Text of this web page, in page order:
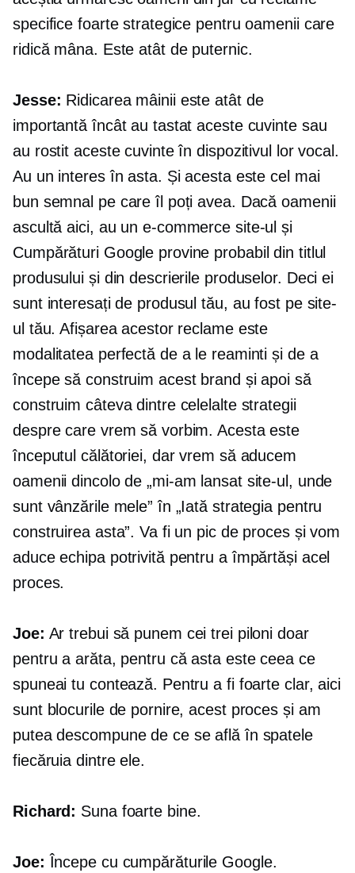
specifice foarte strategice pentru oamenii care
ridică mâna. Este atât de puternic.
Jesse: Ridicarea mâinii este atât de
importantă încât au tastat aceste cuvinte sau
au rostit aceste cuvinte în dispozitivul lor vocal.
Au un interes în asta. Și acesta este cel mai
bun semnal pe care îl poți avea. Dacă oamenii
ascultă aici, au un e-commerce site-ul și
Cumpărături Google provine probabil din titlul
produsului și din descrierile produselor. Deci ei
sunt interesați de produsul tău, au fost pe site-
ul tău. Afișarea acestor reclame este
modalitatea perfectă de a le reaminti și de a
începe să construim acest brand și apoi să
construim câteva dintre celelalte strategii
despre care vrem să vorbim. Acesta este
începutul călătoriei, dar vrem să aducem
oamenii dincolo de „mi-am lansat site-ul, unde
sunt vânzările mele” în „Iată strategia pentru
construirea asta”. Va fi un pic de proces și vom
aduce echipa potrivită pentru a împărtăși acel
proces.
Joe: Ar trebui să punem cei trei piloni doar
pentru a arăta, pentru că asta este ceea ce
spuneai tu contează. Pentru a fi foarte clar, aici
sunt blocurile de pornire, acest proces și am
putea descompune de ce se află în spatele
fiecăruia dintre ele.
Richard: Suna foarte bine.
Joe: Începe cu cumpărăturile Google.